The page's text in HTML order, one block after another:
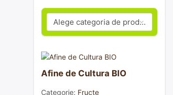
Afine de Cultura BIO
Categorie: Fructe